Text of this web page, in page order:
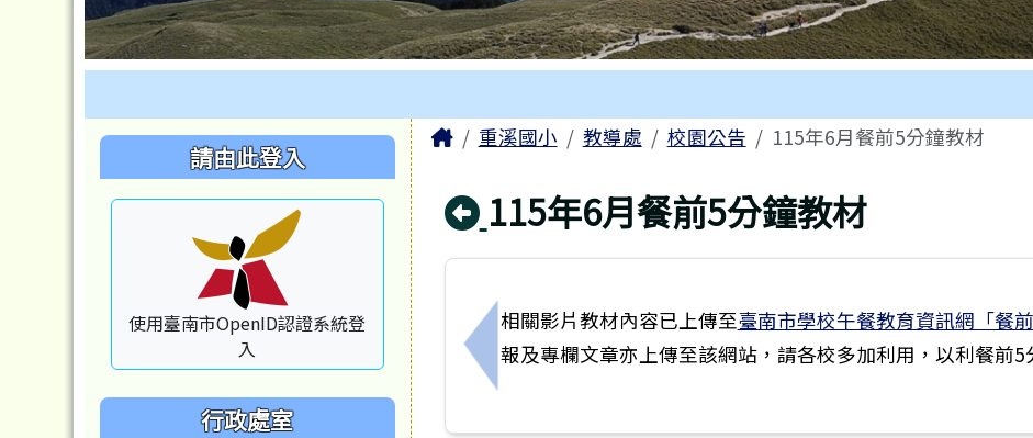
左邊區域內容
請由此登入
使用臺南市OpenID認證系統登
入
行政處室
主內容區域
Home重溪國小 教導處 校園公告 115年6月餐前5分鐘教材
回上頁
115年6月餐前5分鐘教材
上一筆：可疑詐騙網址、廣告通報及查核平臺資訊
相關影片教材內容已上傳至臺南市學校午餐教育資訊網「餐
報及專欄文章亦上傳至該網站，請各校多加利用，以利餐前5
頁尾區域